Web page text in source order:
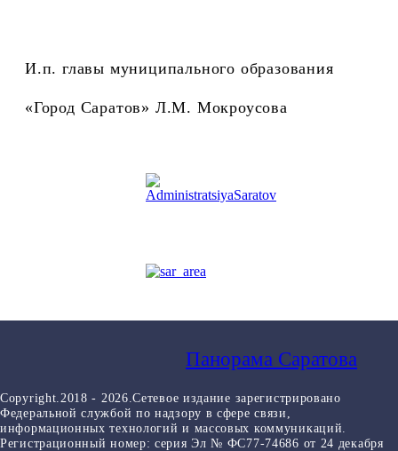
И.п. главы муниципального образования
«Город Саратов» Л.М. Мокроусова
Панорама Саратова
Copyright.2018 - 2026.Сетевое издание зарегистрировано
Федеральной службой по надзору в сфере связи,
информационных технологий и массовых коммуникаций.
Регистрационный номер: серия Эл № ФС77-74686 от 24 декабря